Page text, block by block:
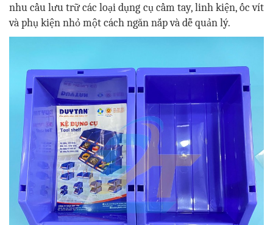
nhu cầu lưu trữ các loại dụng cụ cầm tay, linh kiện, ốc vít
và phụ kiện nhỏ một cách ngăn nắp và dễ quản lý.